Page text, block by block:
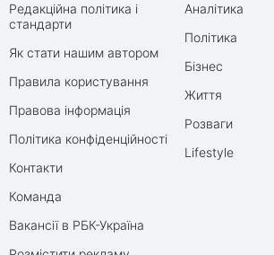
Редакційна політика і
стандарти
Як стати нашим автором
Правила користування
Правова інформація
Політика конфіденційності
Контакти
Команда
Вакансії в РБК-Україна
Аналітика
Політика
Бізнес
Життя
Розваги
Lifestyle